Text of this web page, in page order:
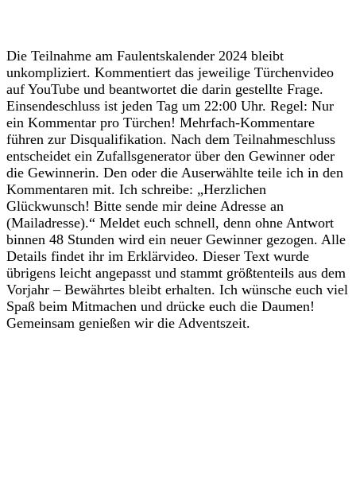
Die Teilnahme am Faulentskalender 2024 bleibt
unkompliziert. Kommentiert das jeweilige Türchenvideo
auf YouTube und beantwortet die darin gestellte Frage.
Einsendeschluss ist jeden Tag um 22:00 Uhr. Regel: Nur
ein Kommentar pro Türchen! Mehrfach-Kommentare
führen zur Disqualifikation. Nach dem Teilnahmeschluss
entscheidet ein Zufallsgenerator über den Gewinner oder
die Gewinnerin. Den oder die Auserwählte teile ich in den
Kommentaren mit. Ich schreibe: „Herzlichen
Glückwunsch! Bitte sende mir deine Adresse an
(Mailadresse).“ Meldet euch schnell, denn ohne Antwort
binnen 48 Stunden wird ein neuer Gewinner gezogen. Alle
Details findet ihr im Erklärvideo. Dieser Text wurde
übrigens leicht angepasst und stammt größtenteils aus dem
Vorjahr – Bewährtes bleibt erhalten. Ich wünsche euch viel
Spaß beim Mitmachen und drücke euch die Daumen!
Gemeinsam genießen wir die Adventszeit.